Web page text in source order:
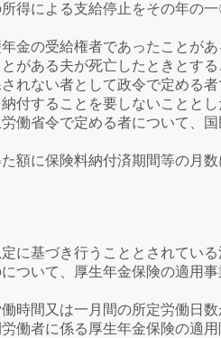
による支給停止をその年の一
の受給権者であったことが
ある夫が死亡したときとす
ない者として政令で定める
付することを要しないこととし
省令で定める者について、国
に保険料納付済期間等の月数
基づき行うこととされている
ついて、厚生年金保険の適用
間又は一月間の所定労働日数
働者に係る厚生年金保険の適